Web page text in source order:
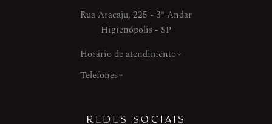
Rua Aracaju, 225 - 3º Andar
Higienópolis - SP
Horário de atendimento
Telefones
REDES SOCIAIS